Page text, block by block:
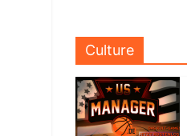
Culture